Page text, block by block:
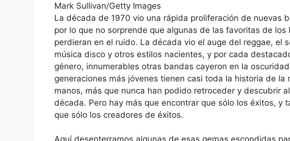
Mark Sullivan/Getty Images
La década de 1970 vio una rápida proliferación de nuevas
por lo que no sorprende que algunas de las favoritas de
perdieran en el ruido. La década vio el auge del reggae, el
música disco y otros estilos nacientes, y por cada
género, innumerables otras bandas cayeron en la
generaciones más jóvenes tienen casi toda la historia de la
manos, más que nunca han podido retroceder y descubrir
década. Pero hay más que encontrar que sólo los éxitos, y
que sólo los creadores de éxitos.
Aquí desenterramos algunas de esas gemas escondidas